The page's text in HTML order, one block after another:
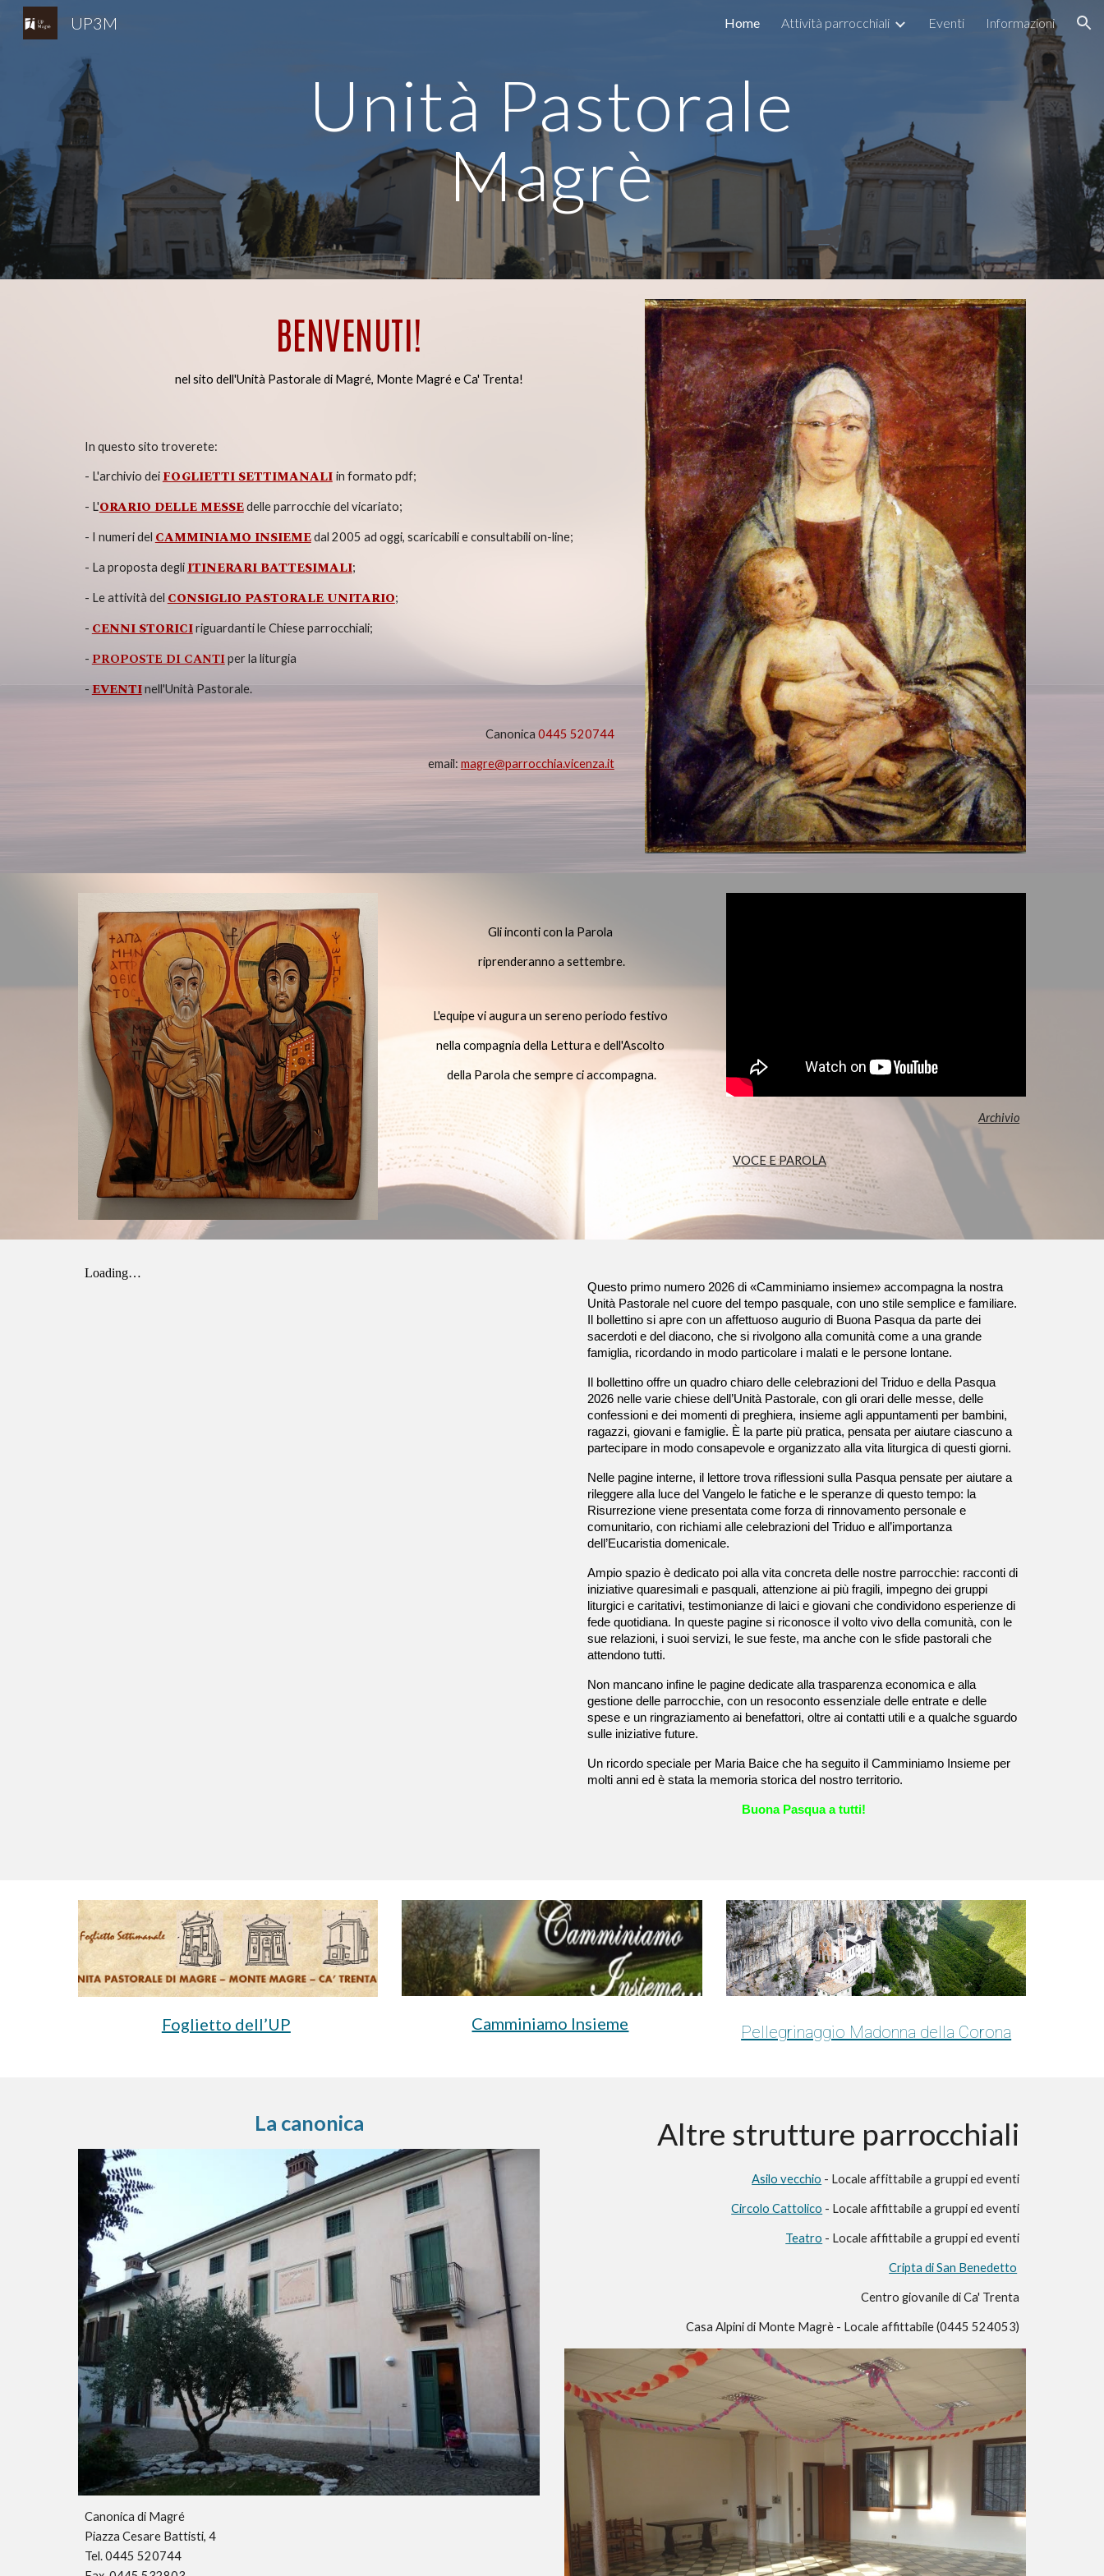
Skip to navigation
UP3M Home Attività parrocchiali Eventi Informazioni
Unità Pastorale
Magrè
BENVENUTI!
nel sito dell'Unità Pastorale di Magré, Monte Magré e Ca' Trenta!
In questo sito troverete:
- L'archivio deiFOGLIETTI SETTIMANALI in formato pdf;
- L'ORARIO DELLE MESSEdelle parrocchie del vicariato;
- I numeri del CAMMINIAMO INSIEMEdal 2005 ad oggi, scaricabili e consultabili on-line;
- La proposta degliITINERARI BATTESIMALI;
- Le attività del CONSIGLIO PASTORALE UNITARIO;
- CENNI STORICIriguardanti le Chiese parrocchiali;
- PROPOSTE DI CANTIper la liturgia
- EVENTInell'Unità Pastorale.
Canonica 0445 520744
email: magre@parrocchia.vicenza.it
Gli inconti con la Parola
riprenderanno a settembre.
L'equipe vi augura un sereno periodo festivo
nella compagnia della Lettura e dell'Ascolto
della Parola che sempre ci accompagna.
Archivio
VOCE E PAROLA
Questo primo numero 2026 di «Camminiamo insieme» accompagna la nostra
Unità Pastorale nel cuore del tempo pasquale, con uno stile semplice e familiare.
Il bollettino si apre con un affettuoso augurio di Buona Pasqua da parte dei
sacerdoti e del diacono, che si rivolgono alla comunità come a una grande
famiglia, ricordando in modo particolare i malati e le persone lontane.
Il bollettino offre un quadro chiaro delle celebrazioni del Triduo e della Pasqua
2026 nelle varie chiese dell’Unità Pastorale, con gli orari delle messe, delle
confessioni e dei momenti di preghiera, insieme agli appuntamenti per bambini,
ragazzi, giovani e famiglie. È la parte più pratica, pensata per aiutare ciascuno a
partecipare in modo consapevole e organizzato alla vita liturgica di questi giorni.
Nelle pagine interne, il lettore trova riflessioni sulla Pasqua pensate per aiutare a
rileggere alla luce del Vangelo le fatiche e le speranze di questo tempo: la
Risurrezione viene presentata come forza di rinnovamento personale e
comunitario, con richiami alle celebrazioni del Triduo e all’importanza
dell’Eucaristia domenicale.
Ampio spazio è dedicato poi alla vita concreta delle nostre parrocchie: racconti di
iniziative quaresimali e pasquali, attenzione ai più fragili, impegno dei gruppi
liturgici e caritativi, testimonianze di laici e giovani che condividono esperienze di
fede quotidiana. In queste pagine si riconosce il volto vivo della comunità, con le
sue relazioni, i suoi servizi, le sue feste, ma anche con le sfide pastorali che
attendono tutti.
Non mancano infine le pagine dedicate alla trasparenza economica e alla
gestione delle parrocchie, con un resoconto essenziale delle entrate e delle
spese e un ringraziamento ai benefattori, oltre ai contatti utili e a qualche sguardo
sulle iniziative future.
Un ricordo speciale per Maria Baice che ha seguito il Camminiamo Insieme per
molti anni ed è stata la memoria storica del nostro territorio.
Buona Pasqua a tutti!
Foglietto dell’UP Camminiamo Insieme Pellegrinaggio Madonna della Corona
La canonica
Canonica di Magré
Piazza Cesare Battisti, 4
Tel. 0445 520744
Altre strutture parrocchiali
Asilo vecchio - Locale affittabile a gruppi ed eventi
Circolo Cattolico - Locale affittabile a gruppi ed eventi
Teatro - Localeaffittabilea gruppi ed eventi
Cripta di San Benedetto
Centro giovanile di Ca' Trenta
Casa Alpini di Monte Magrè - Locale affittabile (0445 524053)